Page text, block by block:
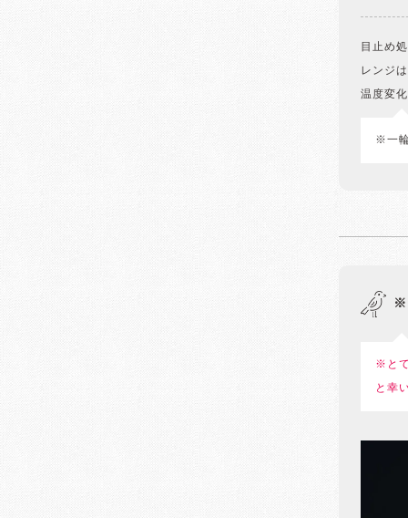
目止め
レンジ
温度変
※一
※
※と
と幸